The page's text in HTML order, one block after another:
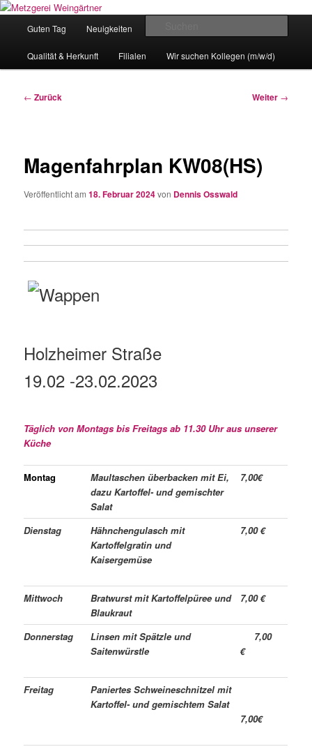
Zum
wechseln
Metzgerei Weingärtner
Eislingens leckere Adresse
Guten Tag Neuigkeiten
Qualität & Herkunft Filialen Wir suchen Kollegen (m/w/d)
Beitragsnavigation
← Zurück Weiter →
Magenfahrplan KW08(HS)
Veröffentlicht am18. Februar 2024von Dennis Osswald
Holzheimer Straße
19.02 -23.02.2023
Täglich von Montags bis Freitags ab 11.30 Uhr aus unserer
Küche
Montag
Maultaschen überbacken mit Ei,
dazu Kartoffel- und gemischter
Salat
7,00€
Dienstag
Hähnchengulasch mit
Kartoffelgratin und
Kaisergemüse
7,00 €
Mittwoch
Bratwurst mit Kartoffelpüree und
Blaukraut
7,00 €
Donnerstag
Linsen mit Spätzle und
Saitenwürstle
7,00
€
Freitag
Paniertes Schweineschnitzel mit
Kartoffel- und gemischtem Salat
7,00€